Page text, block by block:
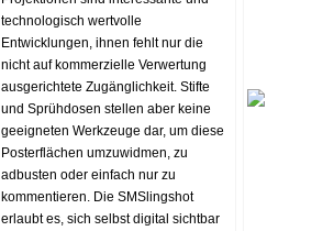
technologisch wertvolle
Entwicklungen, ihnen fehlt nur die
nicht auf kommerzielle Verwertung
ausgerichtete Zugänglichkeit. Stifte
und Sprühdosen stellen aber keine
geeigneten Werkzeuge dar, um diese
Posterflächen umzuwidmen, zu
adbusten oder einfach nur zu
kommentieren. Die SMSlingshot
erlaubt es, sich selbst digital sichtbar